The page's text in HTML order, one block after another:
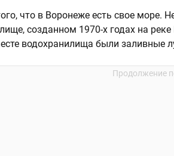
что в Воронеже есть свое море.
созданном 1970-х годах на
водохранилища были заливные